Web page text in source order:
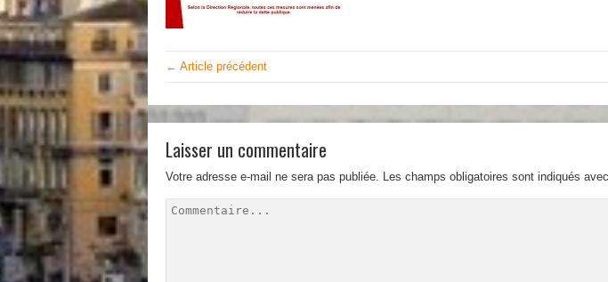
← Article précédent
Laisser un commentaire
Votre adresse e-mail ne sera pas publiée. Les champs obligatoires sont indiqués avec